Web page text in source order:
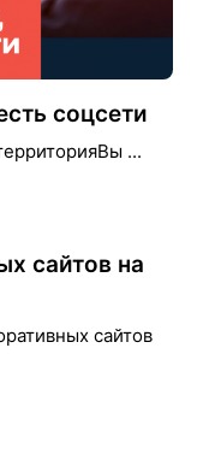
соцсети
...
сайтов на
сайтов